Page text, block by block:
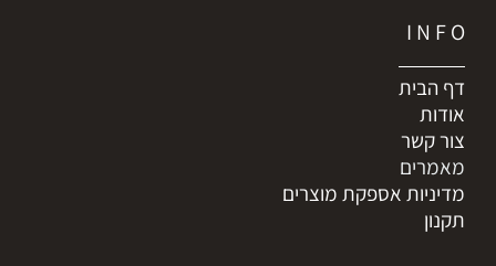
I N F O
דף הבית
אודות
צור קשר
מאמרים
מדיניות אספקת מוצרים
תקנון